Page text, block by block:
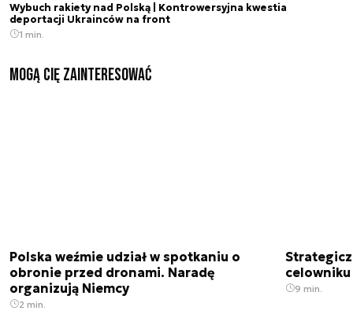
Wybuch rakiety nad Polską | Kontrowersyjna kwestia
deportacji Ukrainców na front
1 min.
Mogą Cię zainteresować
Polska weźmie udział w spotkaniu o
obronie przed dronami. Naradę
organizują Niemcy
2 min.
9 min.